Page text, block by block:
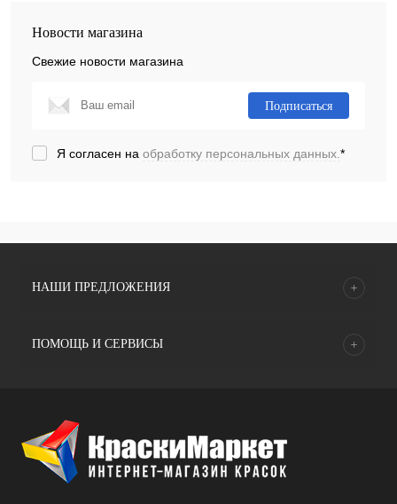
Новости магазина
Свежие новости магазина
Подписаться
Я согласен на обработку персональных данных.*
НАШИ ПРЕДЛОЖЕНИЯ
ПОМОЩЬ И СЕРВИСЫ